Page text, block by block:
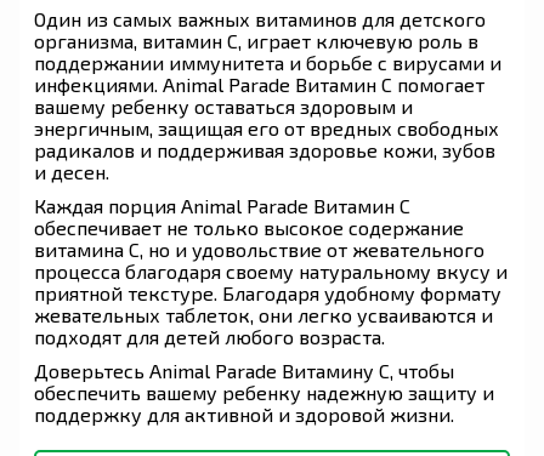
Один из самых важных витаминов для детского
организма, витамин С, играет ключевую роль в
поддержании иммунитета и борьбе с вирусами и
инфекциями. Animal Parade Витамин С помогает
вашему ребенку оставаться здоровым и
энергичным, защищая его от вредных свободных
радикалов и поддерживая здоровье кожи, зубов
и десен.
Каждая порция Animal Parade Витамин С
обеспечивает не только высокое содержание
витамина C, но и удовольствие от жевательного
процесса благодаря своему натуральному вкусу и
приятной текстуре. Благодаря удобному формату
жевательных таблеток, они легко усваиваются и
подходят для детей любого возраста.
Доверьтесь Animal Parade Витамину С, чтобы
обеспечить вашему ребенку надежную защиту и
поддержку для активной и здоровой жизни.